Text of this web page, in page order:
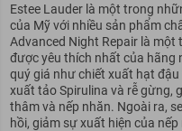
Estee Lauder là một trong
của Mỹ với nhiều sản phẩm
Advanced Night Repair là
được yêu thích nhất của hãng
quý giá như chiết xuất hạt
xuất tảo Spirulina và rễ gừng,
thâm và nếp nhăn. Ngoài ra,
hồi, giảm sự xuất hiện của